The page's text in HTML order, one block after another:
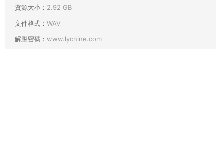
資源大小： 2.92 GB
文件格式： WAV
解壓密碼： www.lyonine.com